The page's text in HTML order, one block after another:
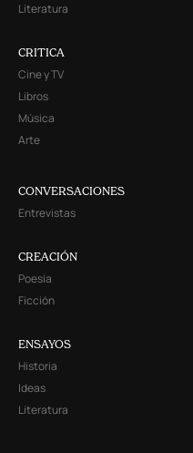
Literatura
CRITICA
Cine y TV
Libros
Música
Arte
CONVERSACIONES
Entrevistas
CREACIÓN
Poesía
Ficción
ENSAYOS
Historia
Ideas
Literatura